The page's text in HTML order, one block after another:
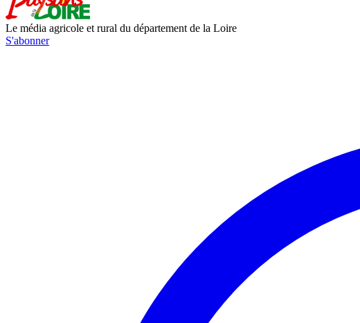
Le média agricole et rural du département de la Loire
S'abonner